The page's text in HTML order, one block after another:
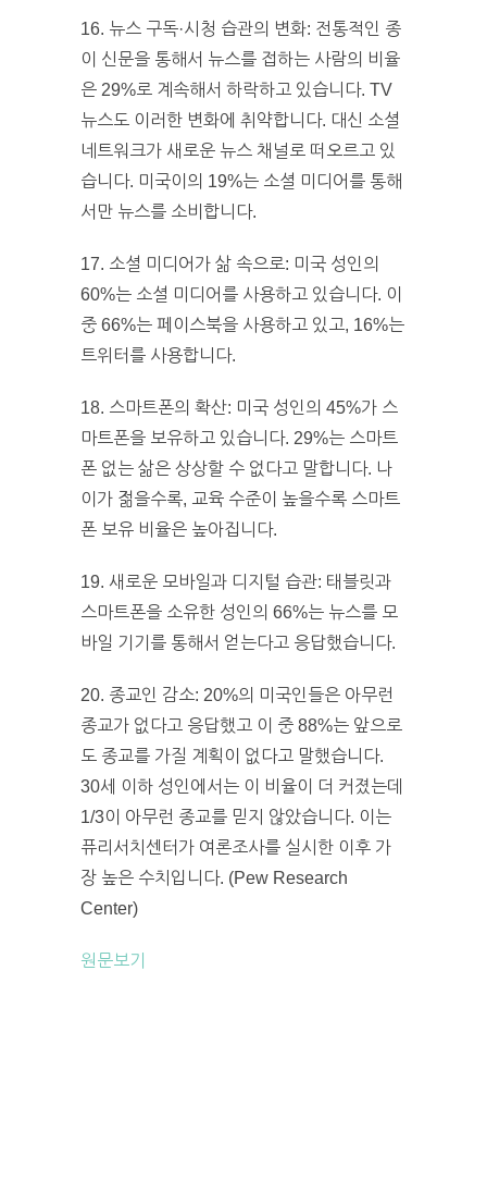
16. 뉴스 구독·시청 습관의 변화: 전통적인 종
이 신문을 통해서 뉴스를 접하는 사람의 비율
은 29%로 계속해서 하락하고 있습니다. TV
뉴스도 이러한 변화에 취약합니다. 대신 소셜
네트워크가 새로운 뉴스 채널로 떠오르고 있
습니다. 미국이의 19%는 소셜 미디어를 통해
서만 뉴스를 소비합니다.
17. 소셜 미디어가 삶 속으로: 미국 성인의
60%는 소셜 미디어를 사용하고 있습니다. 이
중 66%는 페이스북을 사용하고 있고, 16%는
트위터를 사용합니다.
18. 스마트폰의 확산: 미국 성인의 45%가 스
마트폰을 보유하고 있습니다. 29%는 스마트
폰 없는 삶은 상상할 수 없다고 말합니다. 나
이가 젊을수록, 교육 수준이 높을수록 스마트
폰 보유 비율은 높아집니다.
19. 새로운 모바일과 디지털 습관: 태블릿과
스마트폰을 소유한 성인의 66%는 뉴스를 모
바일 기기를 통해서 얻는다고 응답했습니다.
20. 종교인 감소: 20%의 미국인들은 아무런
종교가 없다고 응답했고 이 중 88%는 앞으로
도 종교를 가질 계획이 없다고 말했습니다.
30세 이하 성인에서는 이 비율이 더 커졌는데
1/3이 아무런 종교를 믿지 않았습니다. 이는
퓨리서치센터가 여론조사를 실시한 이후 가
장 높은 수치입니다. (Pew Research
Center)
원문보기